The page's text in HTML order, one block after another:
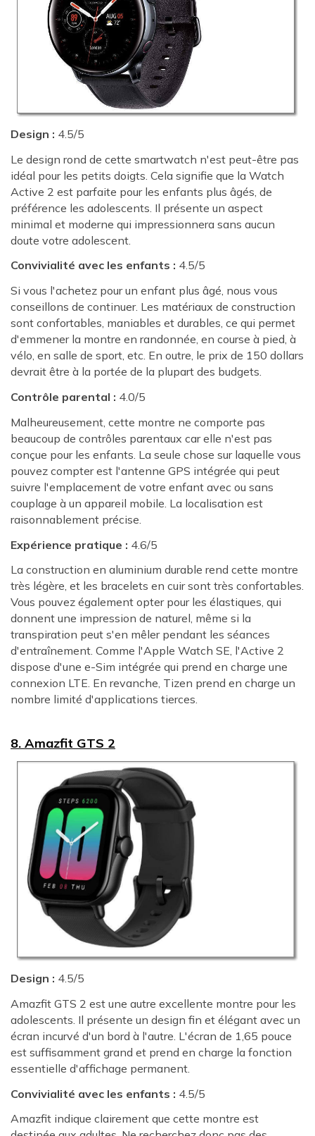
Design : 4.5/5
Le design rond de cette smartwatch n'est peut-être pas
idéal pour les petits doigts. Cela signifie que la Watch
Active 2 est parfaite pour les enfants plus âgés, de
préférence les adolescents. Il présente un aspect
minimal et moderne qui impressionnera sans aucun
doute votre adolescent.
Convivialité avec les enfants : 4.5/5
Si vous l'achetez pour un enfant plus âgé, nous vous
conseillons de continuer. Les matériaux de construction
sont confortables, maniables et durables, ce qui permet
d'emmener la montre en randonnée, en course à pied, à
vélo, en salle de sport, etc. En outre, le prix de 150 dollars
devrait être à la portée de la plupart des budgets.
Contrôle parental : 4.0/5
Malheureusement, cette montre ne comporte pas
beaucoup de contrôles parentaux car elle n'est pas
conçue pour les enfants. La seule chose sur laquelle vous
pouvez compter est l'antenne GPS intégrée qui peut
suivre l'emplacement de votre enfant avec ou sans
couplage à un appareil mobile. La localisation est
raisonnablement précise.
Expérience pratique : 4.6/5
La construction en aluminium durable rend cette montre
très légère, et les bracelets en cuir sont très confortables.
Vous pouvez également opter pour les élastiques, qui
donnent une impression de naturel, même si la
transpiration peut s'en mêler pendant les séances
d'entraînement. Comme l'Apple Watch SE, l'Active 2
dispose d'une e-Sim intégrée qui prend en charge une
connexion LTE. En revanche, Tizen prend en charge un
nombre limité d'applications tierces.
8. Amazfit GTS 2
Design : 4.5/5
Amazfit GTS 2 est une autre excellente montre pour les
adolescents. Il présente un design fin et élégant avec un
écran incurvé d'un bord à l'autre. L'écran de 1,65 pouce
est suffisamment grand et prend en charge la fonction
essentielle d'affichage permanent.
Convivialité avec les enfants : 4.5/5
Amazfit indique clairement que cette montre est